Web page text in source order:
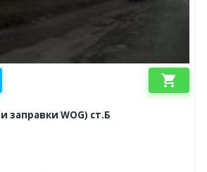
shopping_cart
WOG) ст.Б